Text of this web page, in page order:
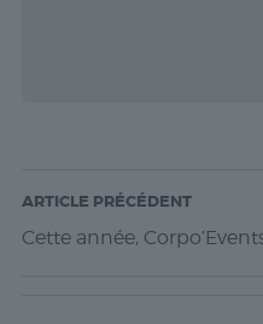
ARTICLE PRÉCÉDENT
Cette année,